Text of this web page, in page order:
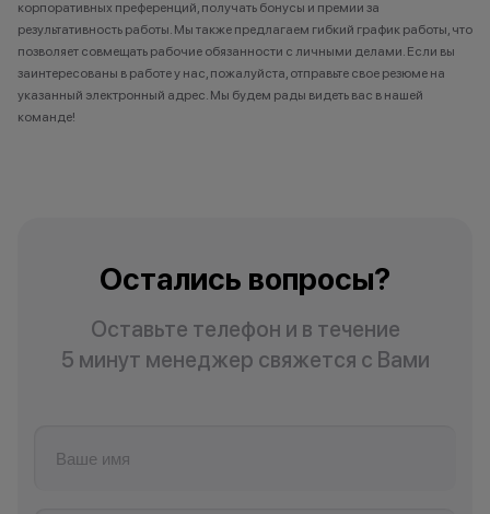
Сарапул
Свободный
Сибай
Симферополь
Соликамск
Тарко-Сале
Тихорецк
Тольятти
Туапсе
корпоративных преференций, получать бонусы и премии за
результативность работы. Мы также предлагаем гибкий график работы, что
позволяет совмещать рабочие обязанности с личными делами. Если вы
заинтересованы в работе у нас, пожалуйста, отправьте свое резюме на
указанный электронный адрес. Мы будем рады видеть вас в нашей
команде!
Остались вопросы?
Оставьте телефон и в течение
5 минут менеджер свяжется с Вами